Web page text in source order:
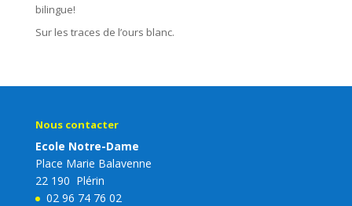
bilingue!
Sur les traces de l’ours blanc.
Nous contacter
Ecole Notre-Dame
Place Marie Balavenne
22 190 Plérin
02 96 74 76 02